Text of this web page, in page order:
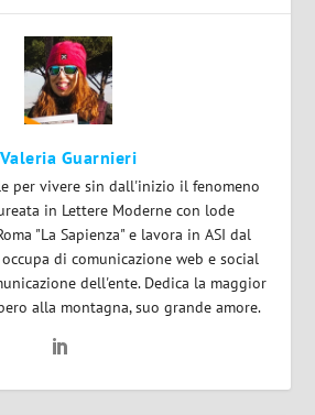
Valeria Guarnieri
per vivere sin dall'inizio il fenomeno
in Lettere Moderne con lode
"La Sapienza" e lavora in ASI dal
di comunicazione web e social
dell'ente. Dedica la maggior
alla montagna, suo grande amore.